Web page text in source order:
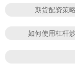
期货配资策略
如何使用杠杆